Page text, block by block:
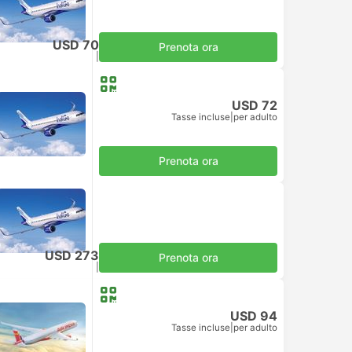
USD 70 Prenota ora
USD 72
Tasse incluse per adulto
Prenota ora
USD 273 Prenota ora
USD 94
Tasse incluse per adulto